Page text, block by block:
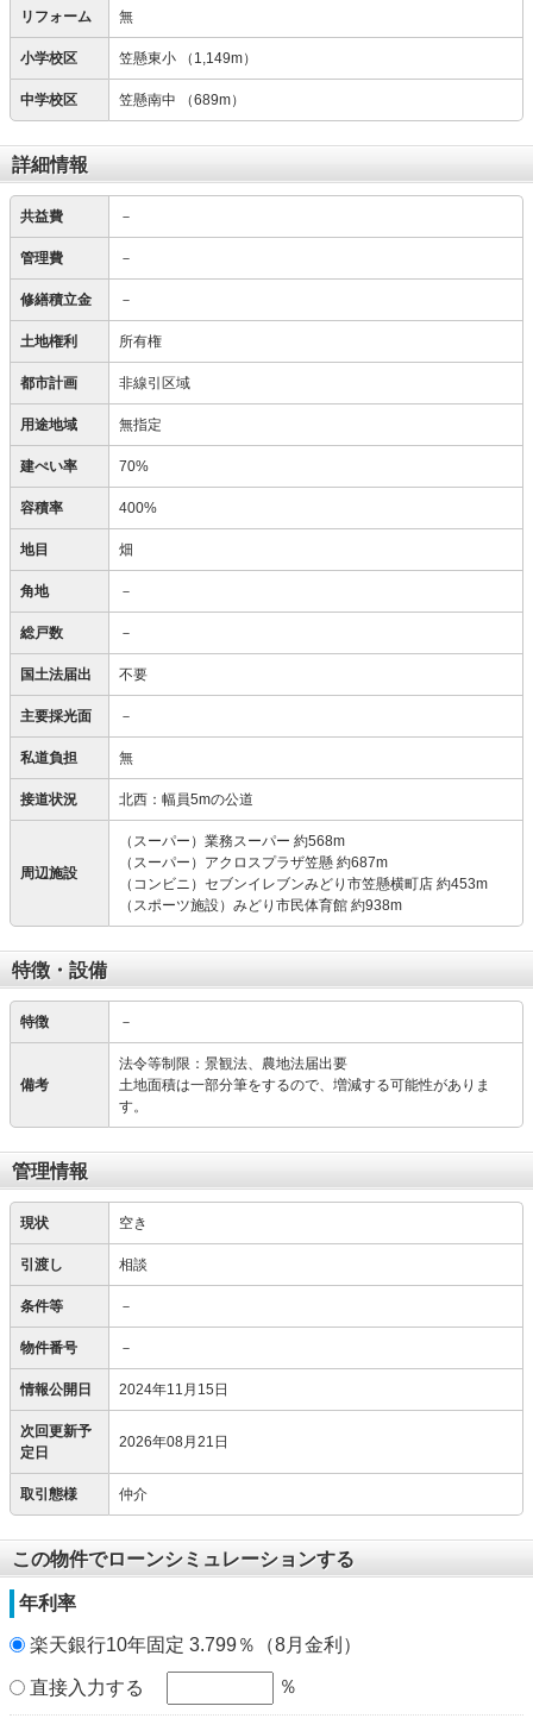
リフォーム 無
小学校区 笠懸東小 （1,149m）
中学校区 笠懸南中 （689m）
詳細情報
共益費 －
管理費 －
修繕積立金 －
土地権利 所有権
都市計画 非線引区域
用途地域 無指定
建ぺい率 70%
容積率 400%
地目 畑
角地 －
総戸数 －
国土法届出 不要
主要採光面 －
私道負担 無
接道状況 北西：幅員5mの公道
周辺施設
（スーパー）業務スーパー 約568m
（スーパー）アクロスプラザ笠懸 約687m
（コンビニ）セブンイレブンみどり市笠懸横町店 約453m
（スポーツ施設）みどり市民体育館 約938m
特徴・設備
特徴 －
備考
法令等制限：景観法、農地法届出要
土地面積は一部分筆をするので、増減する可能性がありま
す。
管理情報
現状 空き
引渡し 相談
条件等 －
物件番号 －
情報公開日 2024年11月15日
次回更新予
定日
2026年08月21日
取引態様 仲介
この物件でローンシミュレーションする
年利率
楽天銀行10年固定 3.799％（8月金利）
直接入力する ％